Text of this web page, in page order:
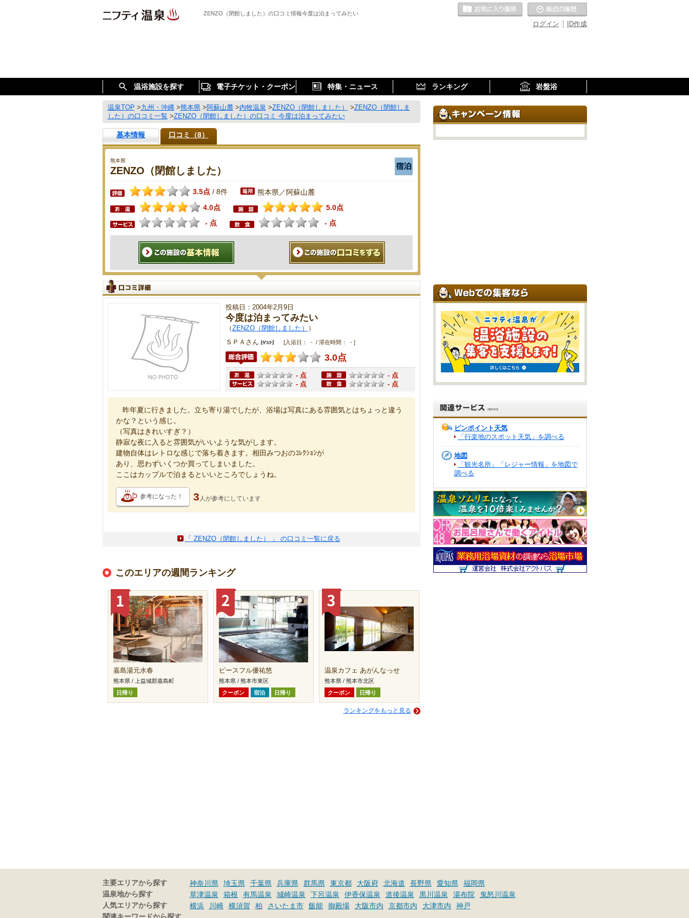
ZENZO（閉館しました）の口コミ情報今度は泊まってみたい
ID作成
ログイン
お気に入りの温泉
温浴施設を探す 電子チケット・クーポン 特集・ニュース ランキング 岩盤浴
温泉TOP >九州・沖縄>熊本県>阿蘇山麓>内牧温泉 >ZENZO（閉館しました） >ZENZO（閉館しま
した）の口コミ一覧 >ZENZO（閉館しました）の口コミ 今度は泊まってみたい
基本情報 口コミ（8）
熊本県
ZENZO（閉館しました）
3.5点 / 8件 熊本県／阿蘇山麓
4.0点
5.0点
- 点
- 点
投稿日：2004年2月9日
今度は泊まってみたい
（ZENZO（閉館しました）
）
ＳＰＡさん
[入浴日： - / 滞在時間： - ]
3.0点
- 点
- 点
- 点
- 点
昨年夏に行きました。立ち寄り湯でしたが、浴場は写真にある雰囲気とはちょっと違う
かな？という感じ。
（写真はきれいすぎ？）
静寂な夜に入ると雰囲気がいいような気がします。
建物自体はレトロな感じで落ち着きます。相田みつおのｺﾚｸｼｮﾝが
あり、思わずいくつか買ってしまいました。
ここはカップルで泊まるといいところでしょうね。
参考になった！ 3 人が参考にしています
「 ZENZO（閉館しました） 」 の口コミ一覧に戻る
このエリアの週間ランキング
嘉島湯元水春
熊本県 / 上益城郡嘉島町
日帰り
ピースフル優祐悠
熊本県 / 熊本市東区
クーポン
宿泊 日帰り
温泉カフェ あがんなっせ
熊本県 / 熊本市北区
クーポン
日帰り
ランキングをもっと見る
ピンポイント天気
「行楽地のスポット天気」を調べる
地図
「観光名所」「レジャー情報」を地図で
調べる
主要エリアから探す 神奈川県 埼玉県 千葉県 兵庫県 群馬県 東京都 大阪府 北海道 長野県 愛知県 福岡県
温泉地から探す 草津温泉 箱根 有馬温泉 城崎温泉 下呂温泉 伊香保温泉 道後温泉 黒川温泉 湯布院 鬼怒川温泉
人気エリアから探す 横浜 川崎 横須賀 柏 さいたま市 飯能 御殿場 大阪市内 京都市内 大津市内 神戸